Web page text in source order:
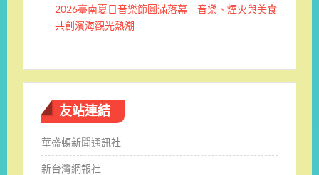
2026臺南夏日音樂節圓滿落幕 音樂、煙火與美食
共創濱海觀光熱潮
友站連結
華盛頓新聞通訊社
新台灣網報社